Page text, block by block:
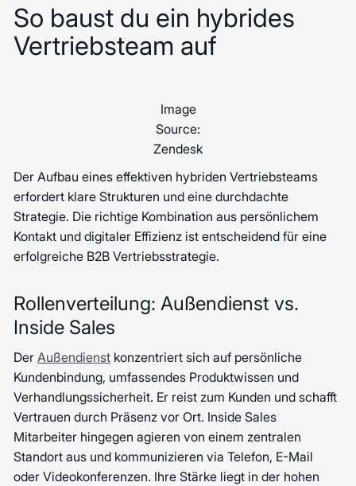
So baust du ein hybrides
Vertriebsteam auf
Image
Source:
Zendesk
Der Aufbau eines effektiven hybriden Vertriebsteams
erfordert klare Strukturen und eine durchdachte
Strategie. Die richtige Kombination aus persönlichem
Kontakt und digitaler Effizienz ist entscheidend für eine
erfolgreiche B2B Vertriebsstrategie.
Rollenverteilung: Außendienst vs.
Inside Sales
DerAußendienst konzentriert sich auf persönliche
Kundenbindung, umfassendes Produktwissen und
Verhandlungssicherheit. Er reist zum Kunden und schafft
Vertrauen durch Präsenz vor Ort. Inside Sales
Mitarbeiter hingegen agieren von einem zentralen
Standort aus und kommunizieren via Telefon, E-Mail
oder Videokonferenzen. Ihre Stärke liegt in der hohen